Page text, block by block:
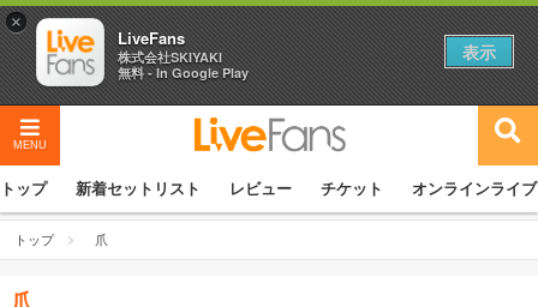
MENU
トップ 新着セットリスト レビュー チケット オンラインライブ
トップ 爪
×
LiveFans
株式会社SKIYAKI
無料 - In Google Play
表示